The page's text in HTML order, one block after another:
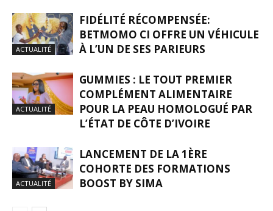
ACTUALITÉ
FIDÉLITÉ RÉCOMPENSÉE:
BETMOMO CI OFFRE UN VÉHICULE
À L’UN DE SES PARIEURS
ACTUALITÉ
GUMMIES : LE TOUT PREMIER
COMPLÉMENT ALIMENTAIRE
POUR LA PEAU HOMOLOGUÉ PAR
L’ÉTAT DE CÔTE D’IVOIRE
ACTUALITÉ
LANCEMENT DE LA 1ÈRE
COHORTE DES FORMATIONS
BOOST BY SIMA